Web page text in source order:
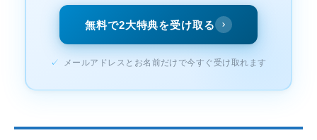
無料で2大特典を受け取る
✓ メールアドレスとお名前だけで今すぐ受け取れます